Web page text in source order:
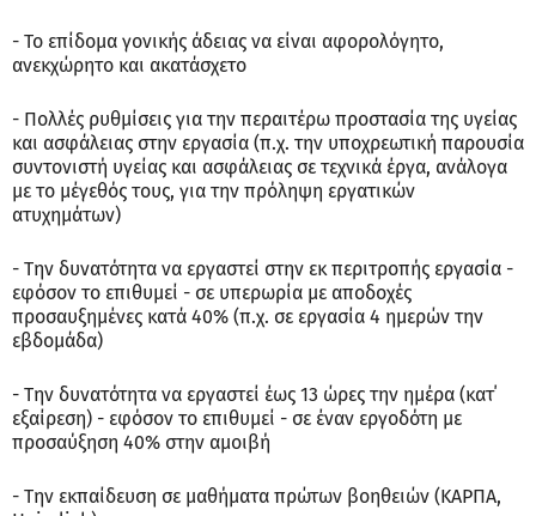
- Το επίδομα γονικής άδειας να είναι αφορολόγητο,
ανεκχώρητο και ακατάσχετο
- Πολλές ρυθμίσεις για την περαιτέρω προστασία της υγείας
και ασφάλειας στην εργασία (π.χ. την υποχρεωτική παρουσία
συντονιστή υγείας και ασφάλειας σε τεχνικά έργα, ανάλογα
με το μέγεθός τους, για την πρόληψη εργατικών
ατυχημάτων)
- Την δυνατότητα να εργαστεί στην εκ περιτροπής εργασία -
εφόσον το επιθυμεί - σε υπερωρία με αποδοχές
προσαυξημένες κατά 40% (π.χ. σε εργασία 4 ημερών την
εβδομάδα)
- Την δυνατότητα να εργαστεί έως 13 ώρες την ημέρα (κατ΄
εξαίρεση) - εφόσον το επιθυμεί - σε έναν εργοδότη με
προσαύξηση 40% στην αμοιβή
- Την εκπαίδευση σε μαθήματα πρώτων βοηθειών (ΚΑΡΠΑ,